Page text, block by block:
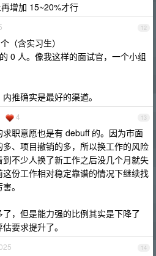
增加 15~20%才行
12
（含实习生）
0 人。像我这样的面试官，一个小组
推确实是最好的渠道。
13
4
职意愿也是有 debuff 的。因为市面
多、项目撤销的多，所以换工作的风险
不少人换了新工作之后没几个月就失
份工作相对稳定靠谱的情况下继续找
。
，但是能力强的比例其实是下降了
要求提升了。
14